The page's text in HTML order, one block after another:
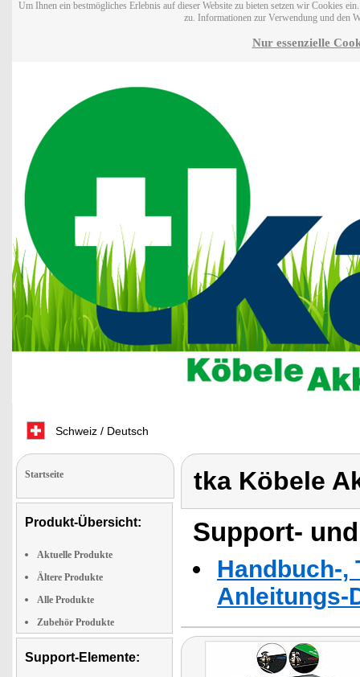
Um Ihnen ein bestmögliches Erlebnis auf dieser Website zu bieten setzen wir Cookies
zu. Informationen zur Verwendung und den
Nur essenzielle
Schweiz / Deutsch
Startseite
Produkt-Übersicht:
Aktuelle Produkte
Ältere Produkte
Alle Produkte
Zubehör Produkte
Support-Elemente:
tka Köbele
Support-
Handbuch-,
Anleitungs-